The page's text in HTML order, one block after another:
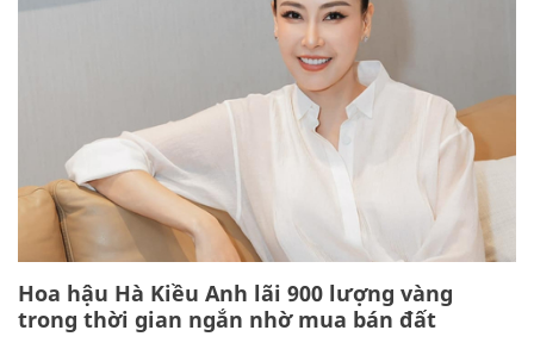
Hoa hậu Hà Kiều Anh lãi 900 lượng vàng
trong thời gian ngắn nhờ mua bán đất